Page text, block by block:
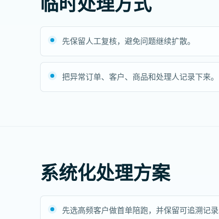
先保留人工复核，避免问题继续扩散。
把异常订单、客户、商品和处理人记录下来。
系统化处理方案
先选高频客户做首单陪跑，并保留可追溯记